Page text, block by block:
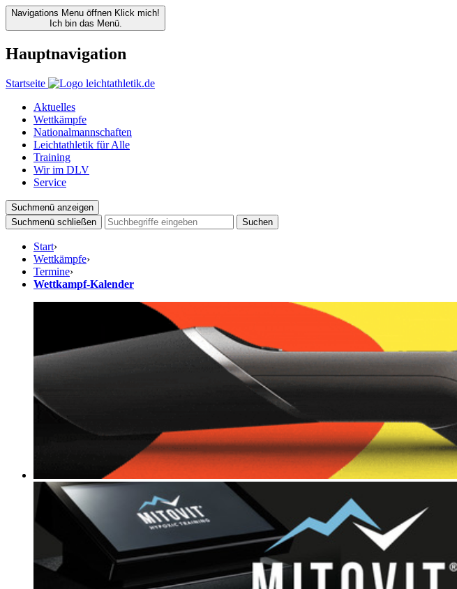
Navigations Menu öffnen Klick mich!
Ich bin das Menü.
Hauptnavigation
Startseite
Aktuelles
Wettkämpfe
Nationalmannschaften
Leichtathletik für Alle
Training
Wir im DLV
Service
Suchmenü anzeigen
Suchmenü schließen
Suchen
Start›
Wettkämpfe›
Termine›
Wettkampf-Kalender